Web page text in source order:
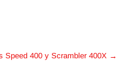
Speed 400 y Scrambler 400X →